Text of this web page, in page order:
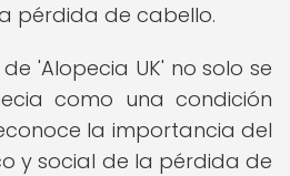
pérdida de cabello.
'Alopecia UK' no solo se
como una condición
la importancia del
y social de la pérdida de